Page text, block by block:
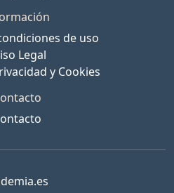
de uso
Legal
y Cookies